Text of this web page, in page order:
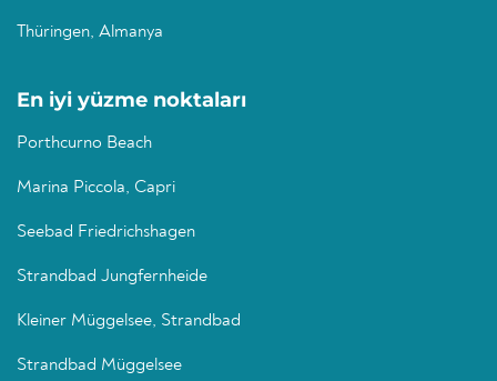
Thüringen, Almanya
En iyi yüzme noktaları
Porthcurno Beach
Marina Piccola, Capri
Seebad Friedrichshagen
Strandbad Jungfernheide
Kleiner Müggelsee, Strandbad
Strandbad Müggelsee